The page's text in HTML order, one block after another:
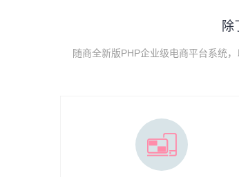
除
随商全新版PHP企业级电商平台系统